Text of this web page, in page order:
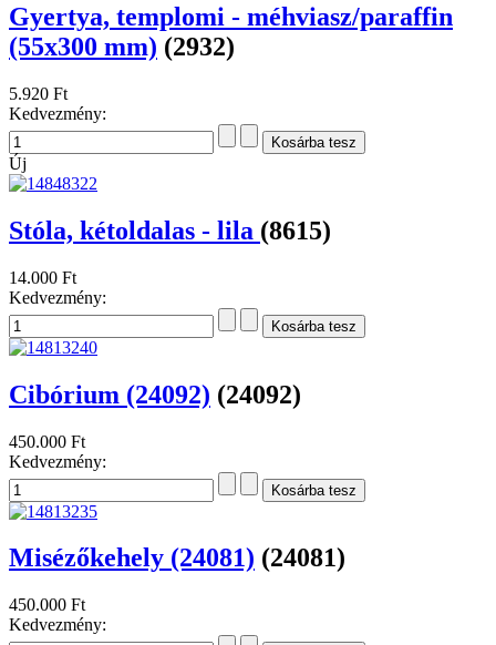
Gyertya, templomi - méhviasz/paraffin
(55x300 mm) (2932)
5.920 Ft
Kedvezmény:
Új
Stóla, kétoldalas - lila (8615)
14.000 Ft
Kedvezmény:
Cibórium (24092) (24092)
450.000 Ft
Kedvezmény:
Misézőkehely (24081) (24081)
450.000 Ft
Kedvezmény: